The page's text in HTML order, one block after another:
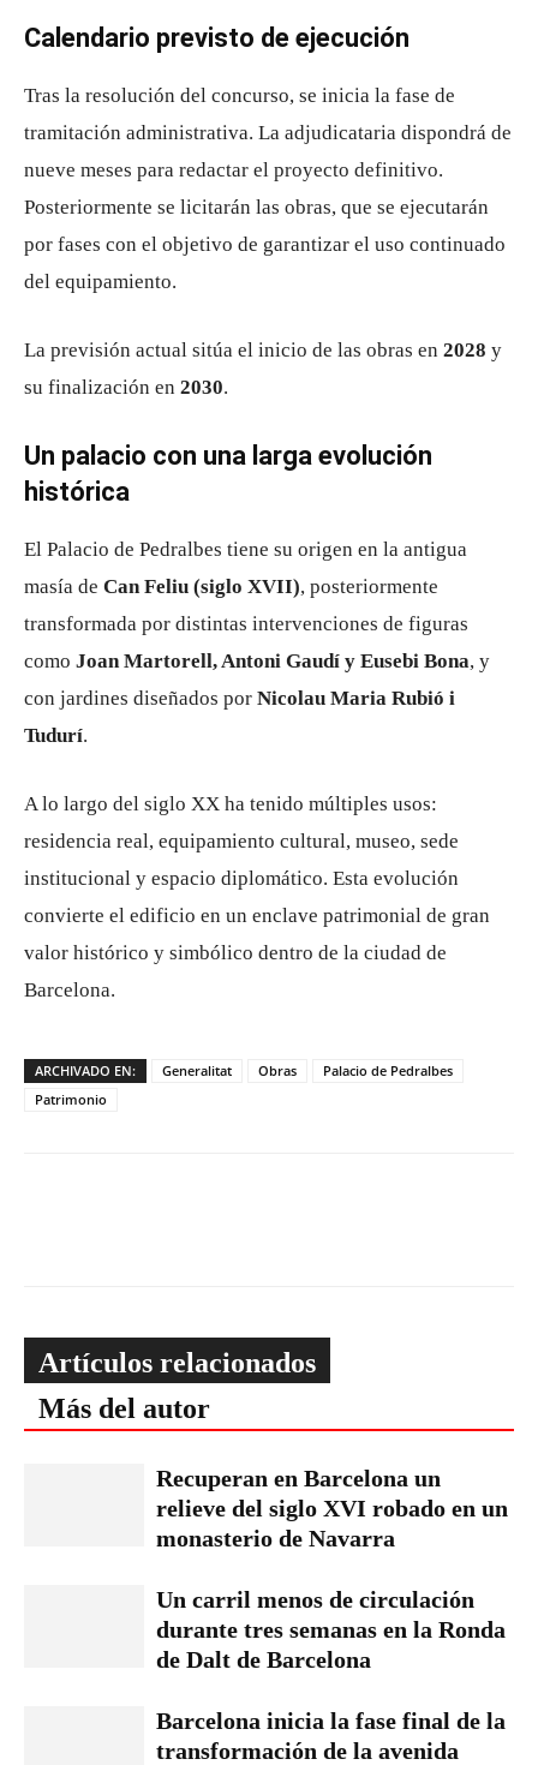
Calendario previsto de ejecución
Tras la resolución del concurso, se inicia la fase de
tramitación administrativa. La adjudicataria dispondrá de
nueve meses para redactar el proyecto definitivo.
Posteriormente se licitarán las obras, que se ejecutarán
por fases con el objetivo de garantizar el uso continuado
del equipamiento.
La previsión actual sitúa el inicio de las obras en 2028 y
su finalización en 2030.
Un palacio con una larga evolución
histórica
El Palacio de Pedralbes tiene su origen en la antigua
masía de Can Feliu (siglo XVII), posteriormente
transformada por distintas intervenciones de figuras
como Joan Martorell, Antoni Gaudí y Eusebi Bona, y
con jardines diseñados por Nicolau Maria Rubió i
Tudurí.
A lo largo del siglo XX ha tenido múltiples usos:
residencia real, equipamiento cultural, museo, sede
institucional y espacio diplomático. Esta evolución
convierte el edificio en un enclave patrimonial de gran
valor histórico y simbólico dentro de la ciudad de
Barcelona.
ARCHIVADO EN: Generalitat Obras
Palacio de Pedralbes
Patrimonio
Artículos relacionados
Más del autor
Recuperan en Barcelona un
relieve del siglo XVI robado en un
monasterio de Navarra
Un carril menos de circulación
durante tres semanas en la Ronda
de Dalt de Barcelona
Barcelona inicia la fase final de la
transformación de la avenida